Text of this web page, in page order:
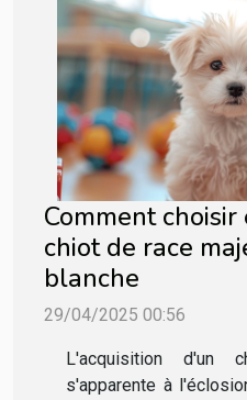
Comment
chiot de race
blanche
29/04/2025 00:56
L'acquisition d'un
s'apparente à